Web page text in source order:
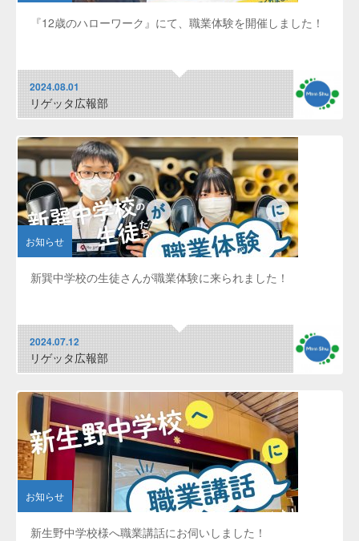
『12歳のハローワーク』にて、職業体験を開催しました！
2024.08.01
リゲッタ広報部
お知らせ
新巽中学校の生徒さんが職業体験に来られました！
2024.07.12
リゲッタ広報部
お知らせ
新生野中学校様へ職業講話にお伺いしました！